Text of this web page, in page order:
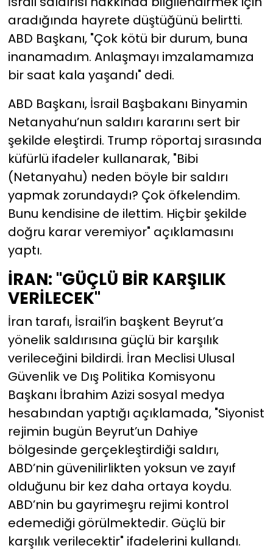
aradığında hayrete düştüğünü belirtti.
ABD Başkanı, "Çok kötü bir durum, buna
inanamadım. Anlaşmayı imzalamamıza
bir saat kala yaşandı" dedi.
ABD Başkanı, İsrail Başbakanı Binyamin
Netanyahu’nun saldırı kararını sert bir
şekilde eleştirdi. Trump röportaj sırasında
küfürlü ifadeler kullanarak, "Bibi
(Netanyahu) neden böyle bir saldırı
yapmak zorundaydı? Çok öfkelendim.
Bunu kendisine de ilettim. Hiçbir şekilde
doğru karar veremiyor" açıklamasını
yaptı.
İRAN: "GÜÇLÜ BİR KARŞILIK
VERİLECEK"
İran tarafı, İsrail’in başkent Beyrut’a
yönelik saldırısına güçlü bir karşılık
verileceğini bildirdi. İran Meclisi Ulusal
Güvenlik ve Dış Politika Komisyonu
Başkanı İbrahim Azizi sosyal medya
hesabından yaptığı açıklamada, "Siyonist
rejimin bugün Beyrut’un Dahiye
bölgesinde gerçekleştirdiği saldırı,
ABD’nin güvenilirlikten yoksun ve zayıf
olduğunu bir kez daha ortaya koydu.
ABD’nin bu gayrimeşru rejimi kontrol
edemediği görülmektedir. Güçlü bir
karşılık verilecektir" ifadelerini kullandı.